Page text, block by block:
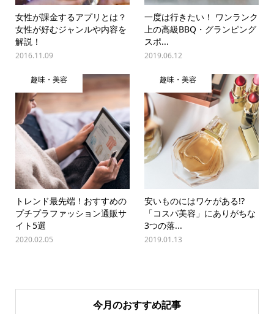
女性が課金するアプリとは？
女性が好むジャンルや内容を
解説！
2016.11.09
一度は行きたい！ ワンランク
上の高級BBQ・グランピング
スポ...
2019.06.12
趣味・美容
トレンド最先端！おすすめの
プチプラファッション通販サ
イト5選
2020.02.05
趣味・美容
安いものにはワケがある!?
「コスパ美容」にありがちな
3つの落...
2019.01.13
今月のおすすめ記事